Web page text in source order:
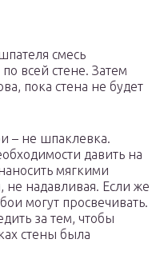
смесь
всей стене. Затем
пока стена не будет
– не шпаклевка.
давить на
мягкими
надавливая. Если же
могут просвечивать.
за тем, чтобы
стены была